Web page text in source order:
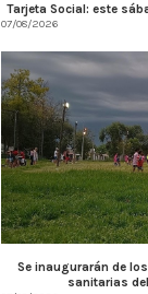
Tarjeta Social: este
07/08/2026
Se inaugurarán de
sanitarias